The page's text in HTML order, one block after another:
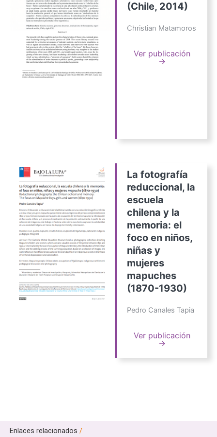
(Chile, 2014)
Christian Matamoros
Ver publicación
→
La fotografía
reduccional, la
escuela
chilena y la
memoria: el
foco en niños,
niñas y
mujeres
mapuches
(1870-1930)
Pedro Canales Tapia
Ver publicación
→
Enlaces relacionados /